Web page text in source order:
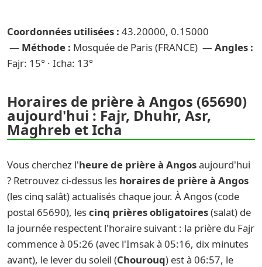
Coordonnées utilisées : 43.20000, 0.15000
— Méthode : Mosquée de Paris (FRANCE) — Angles :
Fajr: 15° · Icha: 13°
Horaires de prière à Angos (65690)
aujourd'hui : Fajr, Dhuhr, Asr,
Maghreb et Icha
Vous cherchez l'heure de prière à Angosaujourd'hui
? Retrouvez ci-dessus les horaires de prière à Angos
(les cinq salât) actualisés chaque jour. À Angos (code
postal 65690), lescinq prières obligatoires(salat) de
la journée respectent l'horaire suivant : la prière du Fajr
commence à 05:26 (avec l'Imsak à 05:16, dix minutes
avant), le lever du soleil (Chourouq) est à 06:57, le